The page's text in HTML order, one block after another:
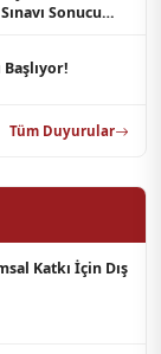
Sonucu
Tüm Duyurular
Katkı İçin Dış